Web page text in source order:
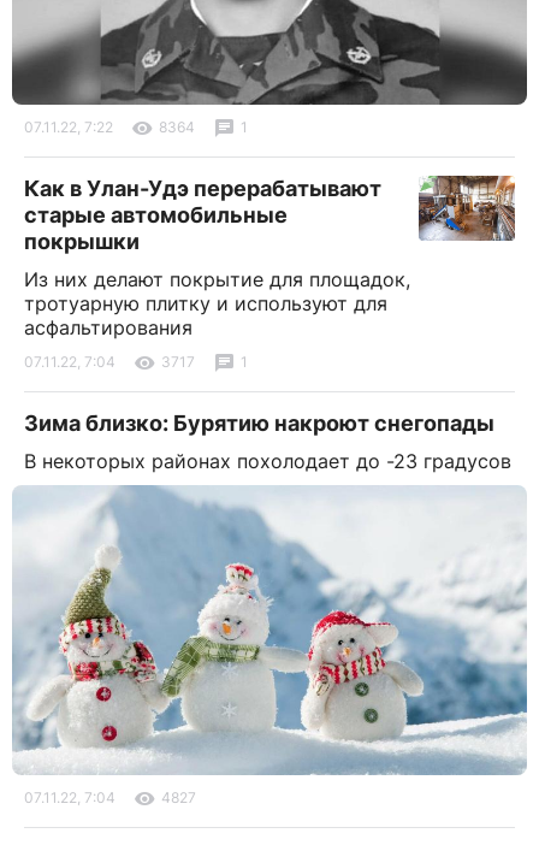
07.11.22, 7:22 8364 1
Как в Улан-Удэ перерабатывают
старые автомобильные
покрышки
Из них делают покрытие для площадок,
тротуарную плитку и используют для
асфальтирования
07.11.22, 7:04 3717 1
Зима близко: Бурятию накроют снегопады
В некоторых районах похолодает до -23 градусов
07.11.22, 7:04 4827